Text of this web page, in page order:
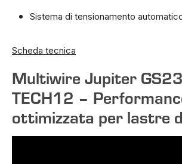
Sistema di tensionamento
Scheda tecnica
Multiwire Jupiter
TECH12 –
ottimizzata per lastre